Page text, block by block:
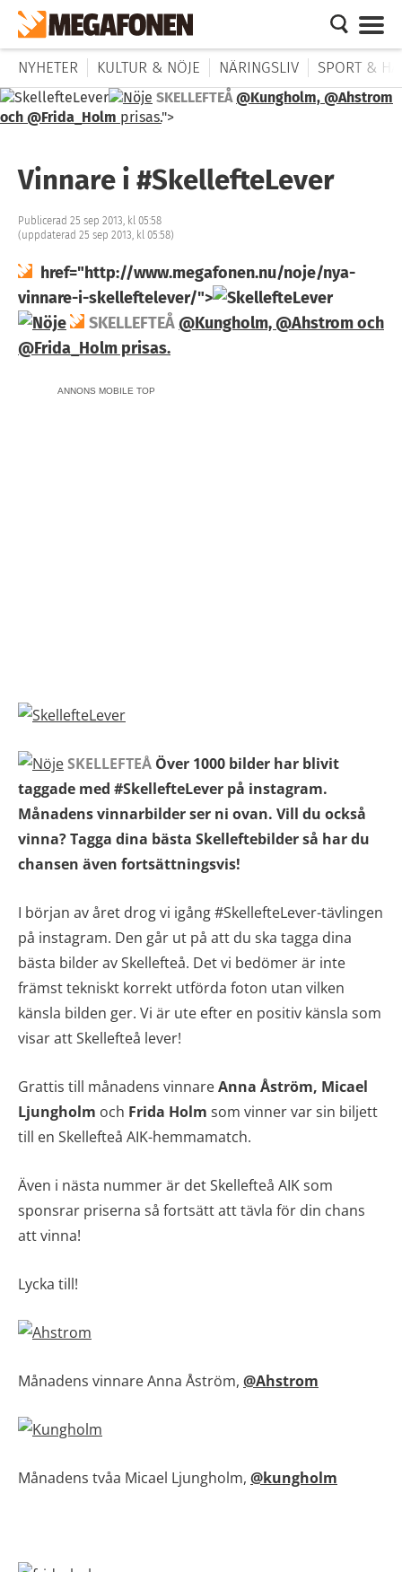
NYHETER KULTUR & NÖJE NÄRINGSLIV SPORT &
SKELLEFTEÅ @Kungholm, @Ahstrom
och @Frida_Holm prisas.">
Vinnare i #SkellefteLever
Publicerad 25 sep 2013, kl 05:58
(uppdaterad 25 sep 2013, kl 05:58)
href="http://www.megafonen.nu/noje/nya-
vinnare-i-skelleftelever/">
SKELLEFTEÅ@Kungholm, @Ahstrom och
@Frida_Holm prisas.
ANNONS MOBILE TOP
SKELLEFTEÅ Över 1000 bilder har blivit
taggade med #SkellefteLever på instagram.
Månadens vinnarbilder ser ni ovan. Vill du också
vinna? Tagga dina bästa Skelleftebilder så har du
chansen även fortsättningsvis!
I början av året drog vi igång #SkellefteLever-tävlingen
på instagram. Den går ut på att du ska tagga dina
bästa bilder av Skellefteå. Det vi bedömer är inte
främst tekniskt korrekt utförda foton utan vilken
känsla bilden ger. Vi är ute efter en positiv känsla som
visar att Skellefteå lever!
Grattis till månadens vinnareAnna Åström, Micael
Ljungholm och Frida Holm som vinner var sin biljett
till en Skellefteå AIK-hemmamatch.
Även i nästa nummer är det Skellefteå AIK som
sponsrar priserna så fortsätt att tävla för din chans
att vinna!
Lycka till!
Månadens vinnare Anna Åström, @Ahstrom
Månadens tvåa Micael Ljungholm, @kungholm